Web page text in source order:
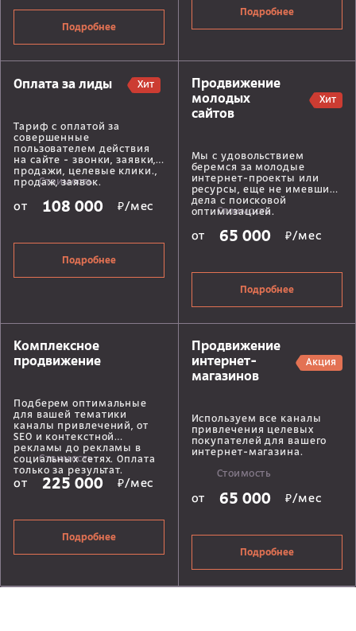
Подробнее
Подробнее
Оплата за лиды Хит
Тариф с оплатой за
совершенные
пользователем действия
на сайте - звонки, заявки,
продажи, целевые клики.,
продаж, заявок.
Стоимость
от 108 000 ₽/мес
Подробнее
Продвижение
молодых
сайтов
Хит
Мы с удовольствием
беремся за молодые
интернет-проекты или
ресурсы, еще не имевшие
дела с поисковой
оптимизацией.
Стоимость
от 65 000 ₽/мес
Подробнее
Комплексное
продвижение
Подберем оптимальные
для вашей тематики
каналы привлечений, от
SEO и контекстной
рекламы до рекламы в
социальных сетях. Оплата
только за результат.
Стоимость
от 225 000 ₽/мес
Подробнее
Продвижение
интернет-
магазинов
Акция
Используем все каналы
привлечения целевых
покупателей для вашего
интернет-магазина.
Стоимость
от 65 000 ₽/мес
Подробнее